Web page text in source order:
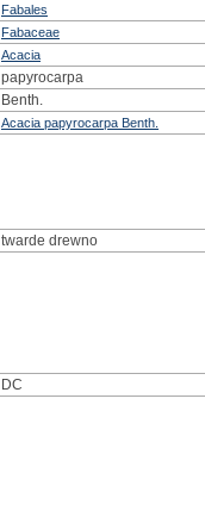
Fabales
Fabaceae
Acacia
papyrocarpa
Benth.
Acacia papyrocarpa Benth.
twarde drewno
DC